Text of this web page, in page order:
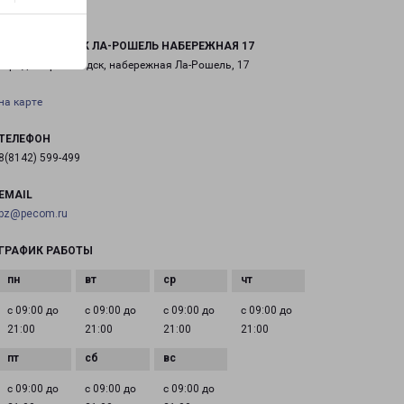
ПЕТРОЗАВОДСК ЛА-РОШЕЛЬ НАБЕРЕЖНАЯ 17
город Петрозаводск, набережная Ла-Рошель, 17
на карте
8(8142) 599-499
EMAIL
pz@pecom.ru
ГРАФИК РАБОТЫ
с 09:00 до
21:00
с 09:00 до
21:00
с 09:00 до
21:00
с 09:00 до
21:00
с 09:00 до
с 09:00 до
с 09:00 до